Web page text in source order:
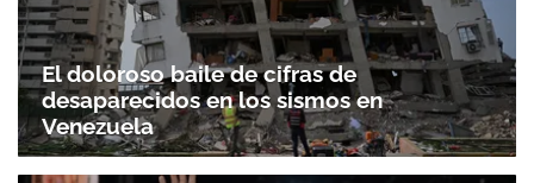
El doloroso baile de cifras de
desaparecidos en los sismos en
Venezuela